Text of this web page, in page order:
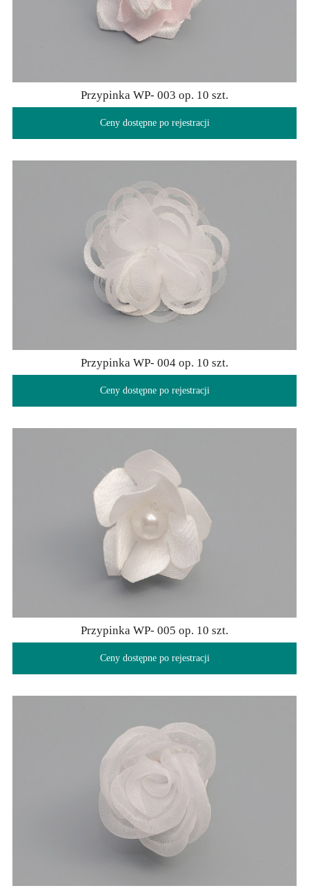
Przypinka WP- 003 op. 10 szt.
Ceny dostępne po rejestracji
Przypinka WP- 004 op. 10 szt.
Ceny dostępne po rejestracji
Przypinka WP- 005 op. 10 szt.
Ceny dostępne po rejestracji